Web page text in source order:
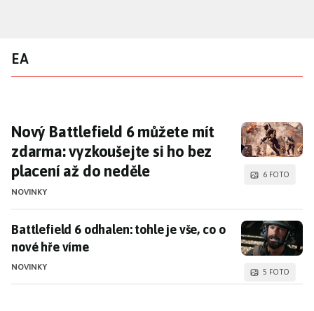
obsahu
EA
Nový Battlefield 6 můžete mít zdarma:
Nový Battlefield 6 můžete mít
zdarma: vyzkoušejte si ho bez
placení až do neděle
NOVINKY
6 FOTO
Battlefield 6 odhalen: tohle je vše, co o nové hře víme
Battlefield 6 odhalen: tohle je vše, co o
nové hře víme
NOVINKY 5 FOTO